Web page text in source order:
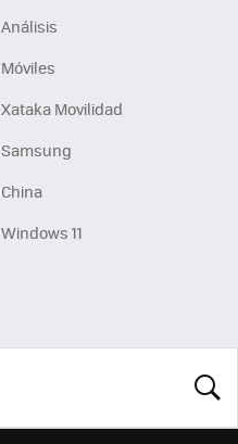
Análisis
Móviles
Xataka Movilidad
Samsung
China
Windows 11